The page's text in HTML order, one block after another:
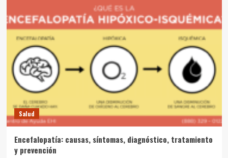
Salud
Encefalopatía: causas, síntomas, diagnóstico, tratamiento
y prevención